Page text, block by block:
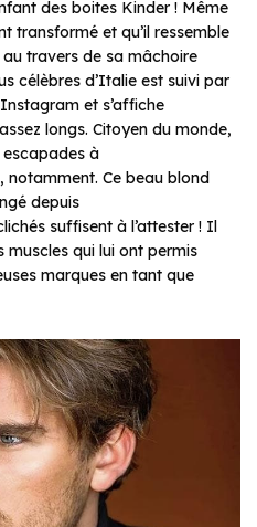
des boites Kinder ! Même
transformé et qu’il ressemble
travers de sa mâchoire
célèbres d’Italie est suivi par
et s’affiche
longs. Citoyen du monde,
à
notamment. Ce beau blond
depuis
suffisent à l’attester ! Il
qui lui ont permis
marques en tant que